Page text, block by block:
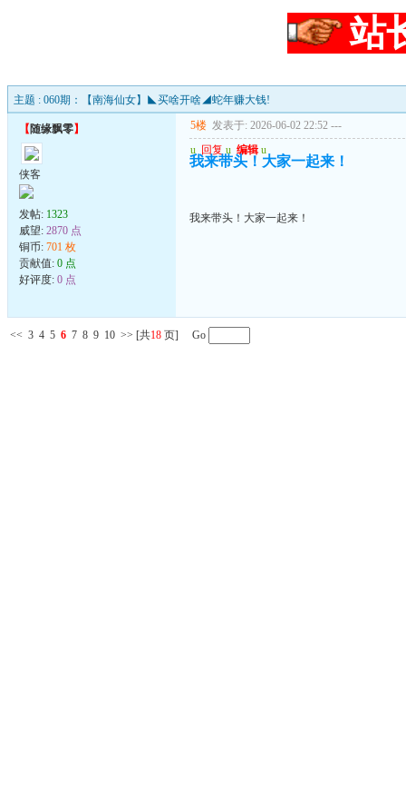
站
主题 : 060期：【南海仙女】◣买啥开啥◢蛇年赚大钱!
【 随缘飘零】
侠客
发帖: 1323
威望: 2870 点
铜币: 701 枚
贡献值: 0 点
好评度: 0 点
5楼 发表于: 2026-06-02 22:52 ---
u 回复 u 编辑 u
我来带头！大家一起来！
我来带头！大家一起来！
<< 3 4 5 6 7 8 9 10 >> [共18 页] Go